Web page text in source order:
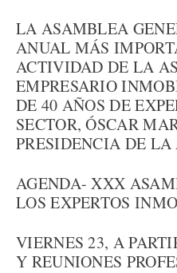
LA ASAMBLEA
ANUAL MÁS
ACTIVIDAD DE LA
EMPRESARIO
DE 40 AÑOS DE
SECTOR, ÓSCAR
PRESIDENCIA DE LA
AGENDA- XXX
LOS EXPERTOS
VIERNES 23, A
Y REUNIONES